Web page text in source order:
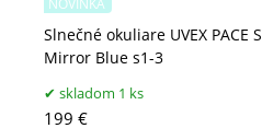
Slnečné okuliare UVEX PACE
Mirror Blue s1-3
NOVINKA
skladom 1 ks
199 €